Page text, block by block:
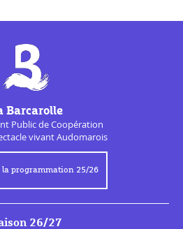
Barcarolle
Public deCoopération
vivant Audomarois
la programmation 25/26
26/27